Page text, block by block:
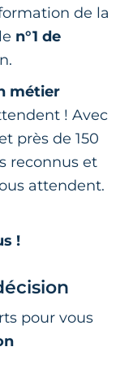
de la
n°1 de
métier
! Avec
près de 150
reconnus et
attendent.
!
pour vous